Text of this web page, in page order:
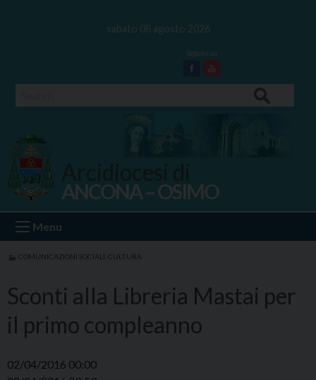
sabato 08 agosto 2026
Facebook
Youtube
Ancona Osimo
ANCONA – OSIMO
Menu
COMUNICAZIONI SOCIALI CULTURA
Sconti alla Libreria Mastai per
il primo compleanno
02/04/2016 00:00